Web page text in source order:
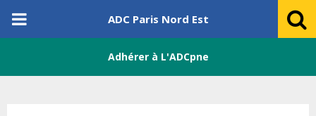
PRIMARY
ADC Paris Nord Est
Adhérer à L'ADCpne